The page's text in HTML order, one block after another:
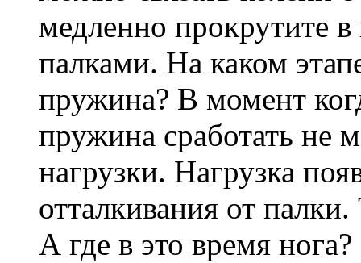
медленно прокрутите
палками. На каком
пружина? В момент
пружина сработать не
нагрузки. Нагрузка
отталкивания от
А где в это время нога?